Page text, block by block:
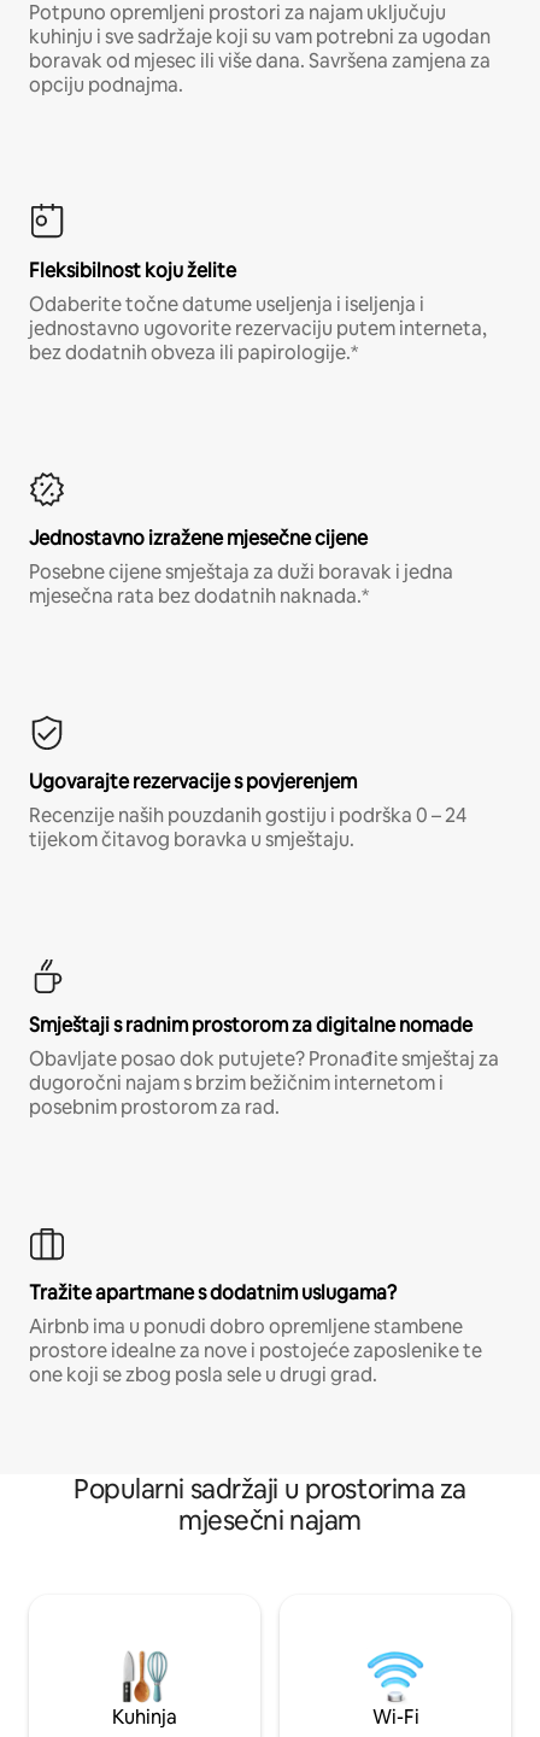
Potpuno opremljeni prostori za najam uključuju
kuhinju i sve sadržaje koji su vam potrebni za ugodan
boravak od mjesec ili više dana. Savršena zamjena za
opciju podnajma.
Fleksibilnost koju želite
Odaberite točne datume useljenja i iseljenja i
jednostavno ugovorite rezervaciju putem interneta,
bez dodatnih obveza ili papirologije.*
Jednostavno izražene mjesečne cijene
Posebne cijene smještaja za duži boravak i jedna
mjesečna rata bez dodatnih naknada.*
Ugovarajte rezervacije s povjerenjem
Recenzije naših pouzdanih gostiju i podrška 0 – 24
tijekom čitavog boravka u smještaju.
Smještaji s radnim prostorom za digitalne nomade
Obavljate posao dok putujete? Pronađite smještaj za
dugoročni najam s brzim bežičnim internetom i
posebnim prostorom za rad.
Tražite apartmane s dodatnim uslugama?
Airbnb ima u ponudi dobro opremljene stambene
prostore idealne za nove i postojeće zaposlenike te
one koji se zbog posla sele u drugi grad.
Popularni sadržaji u prostorima za
mjesečni najam
Kuhinja Wi-Fi